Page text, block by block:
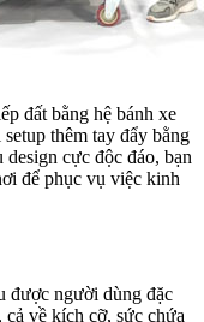
đất bằng hệ bánh xe
thêm tay đẩy bằng
cực độc đáo, bạn
để phục vụ việc kinh
được người dùng đặc
về kích cỡ, sức chứa